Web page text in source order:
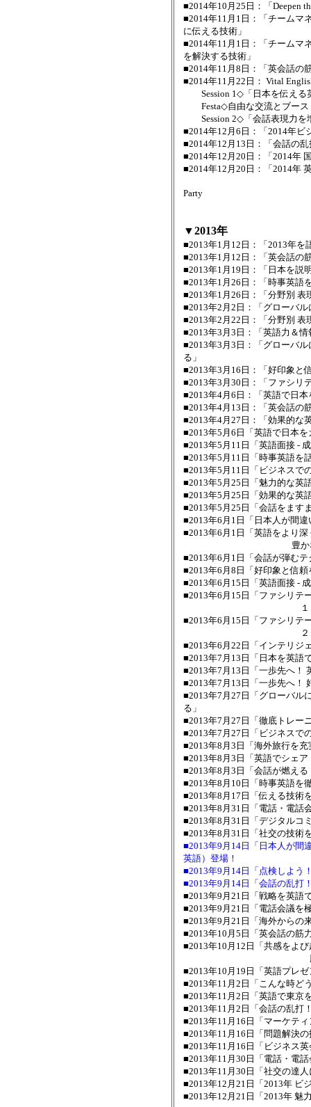
■2014年10月25日：「Deepen
■2014年11月1日：「チームマ
に伝える技術」
■2014年11月1日：「チームマ
を解決する技術」
■2014年11月8日：「英会話の
■2014年11月22日： Vital
Session 1◇「日本を伝える
Festa◇自由な交流とブース
Session 2◇「会話表現力を
■2014年12月6日：「2014年ビ
■2014年12月13日：「会話の
■2014年12月20日：「2014年
■2014年12月20日：「2014年
Party
▼2013年
■2013年1月12日：「2013年を
■2013年1月12日：「英会話の
■2013年1月19日：「日本を説
■2013年1月26日：「時事英語
■2013年1月26日：「分野別 表
■2013年2月2日：「グローバ
■2013年2月22日：「分野別 表
■2013年3月3日：「英語力＆
■2013年3月3日：「グローバ
る」
■2013年3月16日：「好印象と
■2013年3月30日：「ファシリ
■2013年4月6日：「英語で日
■2013年4月13日：「英会話の
■2013年4月27日：「効果的な
■2013年5月6日「英語で日本
■2013年5月11日「英語面接 -
■2013年5月11日「時事英語を
■2013年5月11日「ビジネスで
■2013年5月25日「魅力的な英
■2013年5月25日「効果的な英
■2013年5月25日「会話をます
■2013年6月1日「日本人が間
■2013年6月1日「英語をより
豊かな語彙＆表現
■2013年6月1日「会話が弾む
■2013年6月8日「好印象と信
■2013年6月15日「英語面接 -
■2013年6月15日「ファシリテ
１．ファシリテ
■2013年6月15日「ファシリテ
２．技法を駆使
■2013年6月22日「インテリジ
■2013年7月13日「日本を英語
■2013年7月13日「一歩先へ！
■2013年7月13日「一歩先へ！
■2013年7月27日「グローバル
る」
■2013年7月27日「徹底トレー
■2013年7月27日「ビジネスで
■2013年8月3日「海外旅行を
■2013年8月3日「英語でシェ
■2013年8月3日「会話が燃え
■2013年8月10日「時事英語を
■2013年8月17日「伝える技術
■2013年8月31日「電話・電話
■2013年8月31日「デジタルコ
■2013年8月31日「社交の技術
■2013年9月14日「日本人が間
英語）登場！
■2013年9月14日「点検しよう
■2013年9月14日「会話の乱
■2013年9月21日「戦略を英語
■2013年9月21日「電話会議を
■2013年9月21日「海外からの
■2013年10月5日「英会話の筋
■2013年10月12日「共感をよ
勝負の面接と人の
■2013年10月19日「英語プレ
■2013年11月2日「こんな時ど
■2013年11月2日「英語で東京
■2013年11月2日「会話の乱打
■2013年11月16日「マーケテ
■2013年11月16日「問題解決
■2013年11月16日「ビジネス
■2013年11月30日「電話・電
■2013年11月30日「社交の達
■2013年12月21日「2013年 ビ
■2013年12月21日「2013年 魅